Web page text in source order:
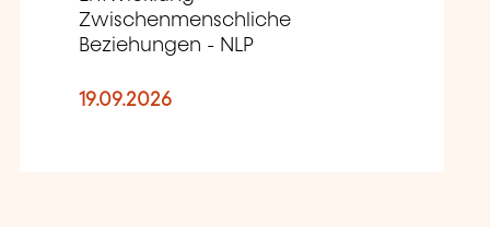
Zwischenmenschliche
Beziehungen - NLP
19.09.2026